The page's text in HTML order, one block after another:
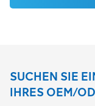
SUCHEN SIE
IHRES OEM/